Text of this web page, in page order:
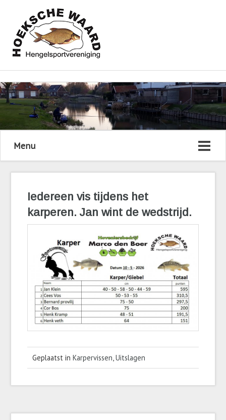
Menu
Iedereen vis tijdens het
karperen. Jan wint de wedstrijd.
Geplaatst in Karpervissen,Uitslagen